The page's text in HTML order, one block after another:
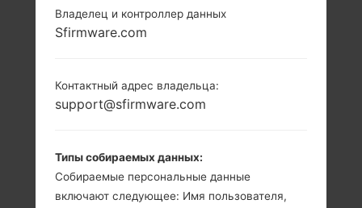
Владелец и контроллер данных
Sfirmware.com
Контактный адрес владельца:
support@sfirmware.com
Типы собираемых данных:
Собираемые персональные данные
включают следующее: Имя пользователя,